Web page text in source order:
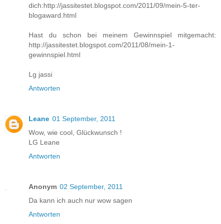
dich:http://jassitestet.blogspot.com/2011/09/mein-5-ter-
blogaward.html
Hast du schon bei meinem Gewinnspiel mitgemacht:
http://jassitestet.blogspot.com/2011/08/mein-1-
gewinnspiel.html
Lg jassi
Antworten
Leane 01 September, 2011
Wow, wie cool, Glückwunsch !
LG Leane
Antworten
Anonym 02 September, 2011
Da kann ich auch nur wow sagen
Antworten